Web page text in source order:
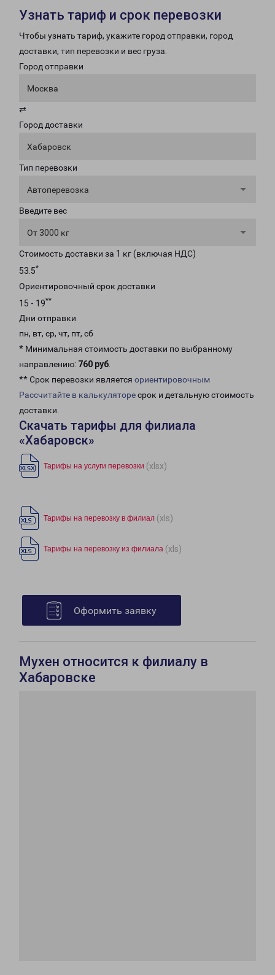
Узнать тариф и срок перевозки
Чтобы узнать тариф, укажите город отправки, город
доставки, тип перевозки и вес груза.
Город отправки
Москва
⇄
Город доставки
Хабаровск
Тип перевозки
Автоперевозка
Введите вес
От 3000 кг
Стоимость доставки за 1 кг (включая НДС)
53.5*
Ориентировочный срок доставки
15 - 19**
Дни отправки
пн, вт, ср, чт, пт, сб
* Минимальная стоимость доставки по выбранному
направлению: 760 руб.
** Срок перевозки является ориентировочным
Рассчитайте в калькуляторесрок и детальную стоимость
доставки.
Скачать тарифы для филиала
«Хабаровск»
Тарифы на услуги перевозки (xlsx)
Тарифы на перевозку в филиал (xls)
Тарифы на перевозку из филиала (xls)
Оформить заявку
Мухен относится к филиалу в
Хабаровске